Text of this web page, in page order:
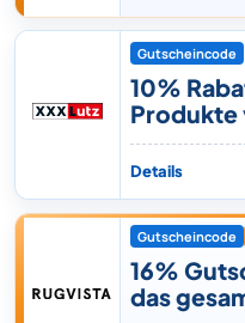
Gutscheincode
10%
Produkte
Details
Gutscheincode
16%
das